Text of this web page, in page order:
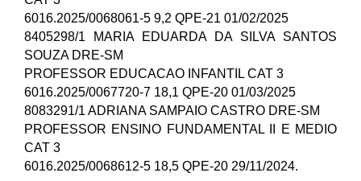
6016.2025/0068061-5 9,2 QPE-21 01/02/2025
8405298/1 MARIA EDUARDA DA SILVA SANTOS
SOUZA DRE-SM
PROFESSOR EDUCACAO INFANTIL CAT 3
6016.2025/0067720-7 18,1 QPE-20 01/03/2025
8083291/1 ADRIANA SAMPAIO CASTRO DRE-SM
PROFESSOR ENSINO FUNDAMENTAL II E MEDIO
CAT 3
6016.2025/0068612-5 18,5 QPE-20 29/11/2024.